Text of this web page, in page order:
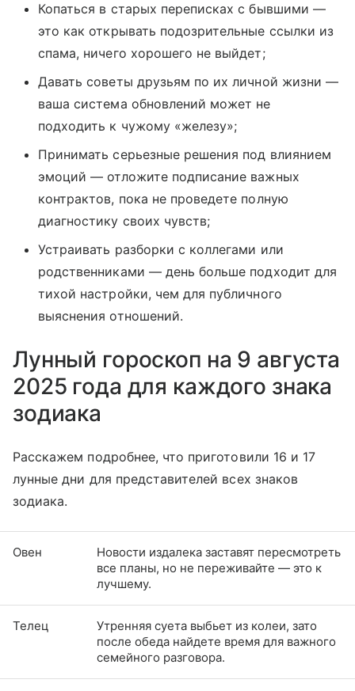
Копаться в старых переписках с бывшими —
это как открывать подозрительные ссылки из
спама, ничего хорошего не выйдет;
Давать советы друзьям по их личной жизни —
ваша система обновлений может не
подходить к чужому «железу»;
Принимать серьезные решения под влиянием
эмоций — отложите подписание важных
контрактов, пока не проведете полную
диагностику своих чувств;
Устраивать разборки с коллегами или
родственниками — день больше подходит для
тихой настройки, чем для публичного
выяснения отношений.
Лунный гороскоп на 9 августа
2025 года для каждого знака
зодиака
Расскажем подробнее, что приготовили 16 и 17
лунные дни для представителей всех знаков
зодиака.
Овен
Новости издалека заставят пересмотреть
все планы, но не переживайте — это к
лучшему.
Телец
Утренняя суета выбьет из колеи, зато
после обеда найдете время для важного
семейного разговора.